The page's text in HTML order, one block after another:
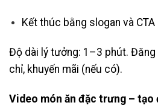
Kết thúc bằng slogan và
Độ dài lý tưởng: 1–3 phút.
chỉ, khuyến mãi (nếu có).
Video món ăn đặc trưng – tạo